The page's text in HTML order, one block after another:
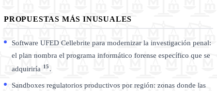
PROPUESTAS MÁS INUSUALES
Software UFED Cellebrite para modernizar la investigación penal:
el plan nombra el programa informático forense específico que se
adquiriría 15 .
Sandboxes regulatorios productivos por región: zonas donde las